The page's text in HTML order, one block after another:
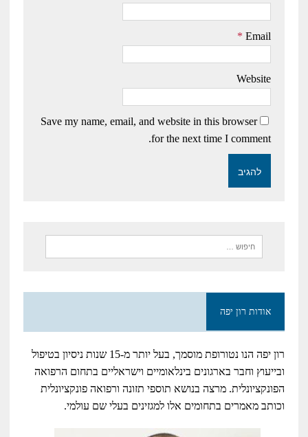
Email
*
Website
Save my name, email, and website in this browser
for the next time I comment.
אודות רון יפה
רון יפה הנו נטורופת מוסמך, בעל יותר מ-15 שנות ניסיון בטיפול
ובייעוץ וחבר בארגונים בינלאומיים וישראליים בתחום הרפואה
הפונקציונלית. מרצה בנושא תוספי תזונה ורפואה פונקציונלית
וכותב מאמרים בתחומים אלו למגזינים בעלי שם עולמי.